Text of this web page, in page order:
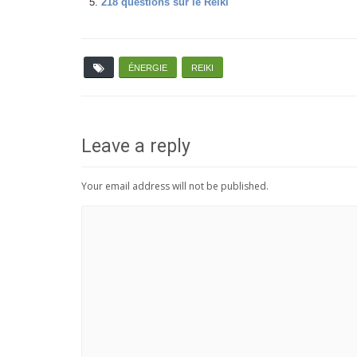
ÉNERGIE REIKI
Leave a reply
Your email address will not be published.